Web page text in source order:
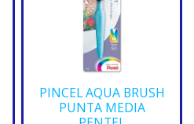
PINCEL AQUA BRUSH
PUNTA MEDIA